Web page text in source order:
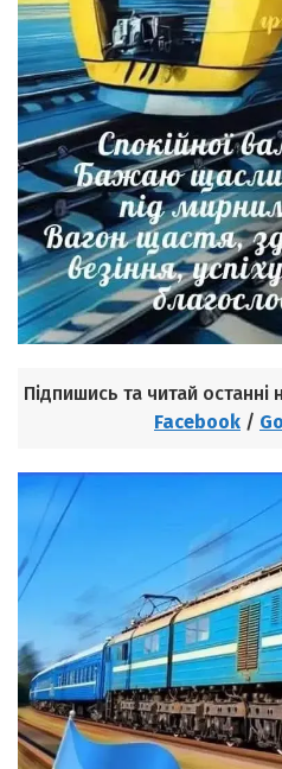
Підпишись та читай останні
Facebook /